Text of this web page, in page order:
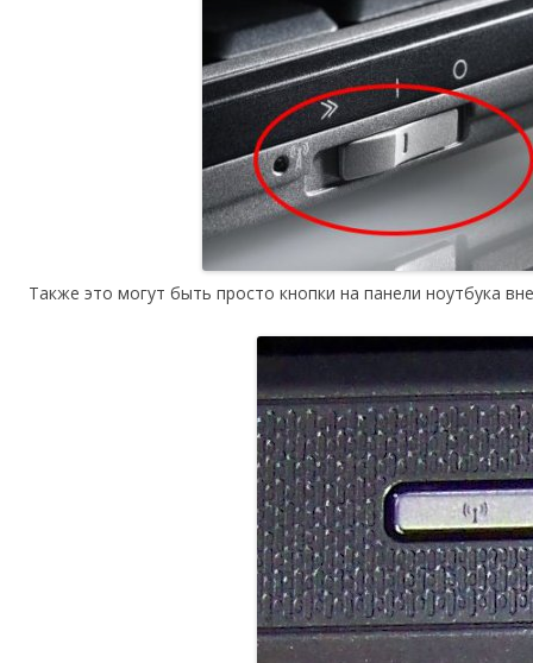
Также это могут быть просто кнопки на панели ноутбука